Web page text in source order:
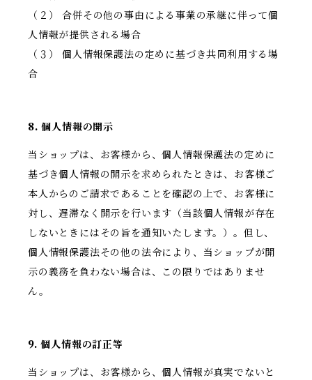
（２） 合併その他の事由による事業の承継に伴って個
人情報が提供される場合
（３） 個人情報保護法の定めに基づき共同利用する場
合
8. 個人情報の開示
当ショップは、お客様から、個人情報保護法の定めに
基づき個人情報の開示を求められたときは、お客様ご
本人からのご請求であることを確認の上で、お客様に
対し、遅滞なく開示を行います（当該個人情報が存在
しないときにはその旨を通知いたします。）。但し、
個人情報保護法その他の法令により、当ショップが開
示の義務を負わない場合は、この限りではありませ
ん。
9. 個人情報の訂正等
当ショップは、お客様から、個人情報が真実でないと